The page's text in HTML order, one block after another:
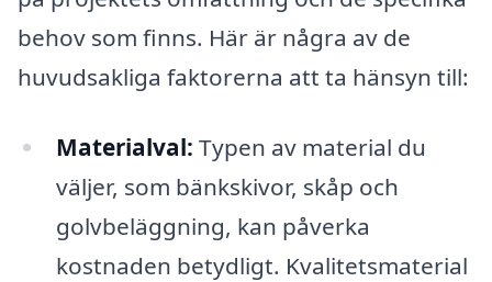
behov som finns. Här är några av de
huvudsakliga faktorerna att ta hänsyn till:
Materialval: Typen av material du
väljer, som bänkskivor, skåp och
golvbeläggning, kan påverka
kostnaden betydligt. Kvalitetsmaterial